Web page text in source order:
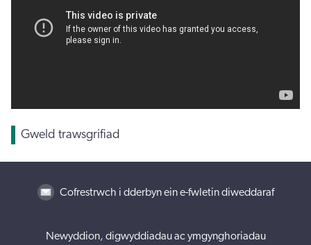
Gweld trawsgrifiad
Cofrestrwch i dderbyn ein e-fwletin diweddaraf
Newyddion, digwyddiadau ac ymgynghoriadau